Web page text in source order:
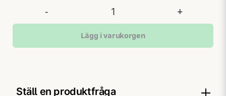
- +
Lägg i varukorgen
Ställ en produktfråga